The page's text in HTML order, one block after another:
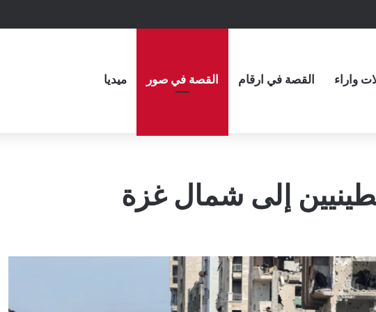
واراء القصة في ارقام القصة في صور ميديا
إلى شمال غزة